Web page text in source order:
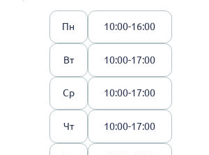
Пн 10:00-16:00
Вт 10:00-17:00
Ср 10:00-17:00
Чт 10:00-17:00